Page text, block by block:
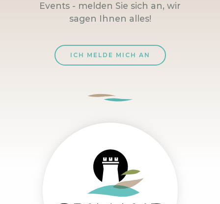
Events - melden Sie sich an, wir
sagen Ihnen alles!
ICH MELDE MICH AN